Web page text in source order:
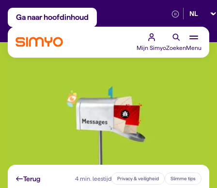
Ga naar hoofdinhoud
Maandelijks aanpasbaar Betrouwbaar
Mijn SimyoZoekenMenu
Terug 4 min. leestijd Privacy & veiligheid Slimme tips